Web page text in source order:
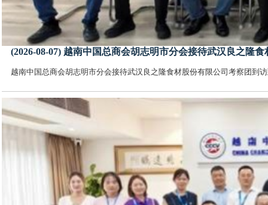
(2026-08-07) 越南中国总商会胡志明市分会接待武汉良之隆
越南中国总商会胡志明市分会接待武汉良之隆食材股份有限公司考察团到